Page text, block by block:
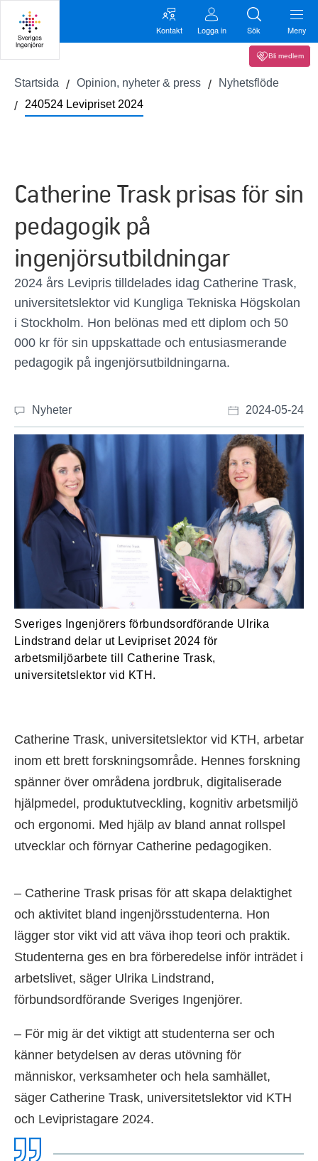
Kontakt Logga in Sök Meny
Bli medlem
Startsida Opinion, nyheter & press
Nyhetsflöde
240524 Levipriset 2024
Catherine Trask prisas för sin
pedagogik på
ingenjörsutbildningar
2024 års Levipris tilldelades idag Catherine Trask,
universitetslektor vid Kungliga Tekniska Högskolan
i Stockholm. Hon belönas med ett diplom och 50
000 kr för sin uppskattade och entusiasmerande
pedagogik på ingenjörsutbildningarna.
Nyheter 2024-05-24
Sveriges Ingenjörers förbundsordförande Ulrika
Lindstrand delar ut Levipriset 2024 för
arbetsmiljöarbete till Catherine Trask,
universitetslektor vid KTH.
Catherine Trask, universitetslektor vid KTH, arbetar
inom ett brett forskningsområde. Hennes forskning
spänner över områdena jordbruk, digitaliserade
hjälpmedel, produktutveckling, kognitiv arbetsmiljö
och ergonomi. Med hjälp av bland annat rollspel
utvecklar och förnyar Catherine pedagogiken.
– Catherine Trask prisas för att skapa delaktighet
och aktivitet bland ingenjörsstudenterna. Hon
lägger stor vikt vid att väva ihop teori och praktik.
Studenterna ges en bra förberedelse inför inträdet i
arbetslivet, säger Ulrika Lindstrand,
förbundsordförande Sveriges Ingenjörer.
– För mig är det viktigt att studenterna ser och
känner betydelsen av deras utövning för
människor, verksamheter och hela samhället,
säger Catherine Trask, universitetslektor vid KTH
och Levipristagare 2024.